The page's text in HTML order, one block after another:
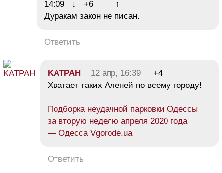
14:09 ↓ +6 ↑
Дуракам закон не писан.
Ответить
KATPAH 12 апр, 16:39
+4
Хватает таких Аленей по всему городу!
Подборка неудачной парковки Одессы
за вторую неделю апреля 2020 года
— Одесса Vgorode.ua
Ответить